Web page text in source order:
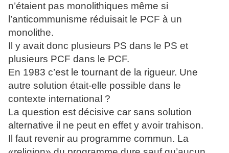
n’étaient pas monolithiques même si
l’anticommunisme réduisait le PCF à un
monolithe.
Il y avait donc plusieurs PS dans le PS et
plusieurs PCF dans le PCF.
En 1983 c’est le tournant de la rigueur. Une
autre solution était-elle possible dans le
contexte international ?
La question est décisive car sans solution
alternative il ne peut en effet y avoir trahison.
Il faut revenir au programme commun. La